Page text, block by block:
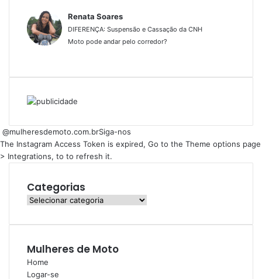
Renata Soares
DIFERENÇA: Suspensão e Cassação da CNH
Moto pode andar pelo corredor?
@mulheresdemoto.com.brSiga-nos
The Instagram Access Token is expired, Go to the Theme options page
> Integrations, to to refresh it.
Categorias
Categorias
Mulheres de Moto
Home
Logar-se